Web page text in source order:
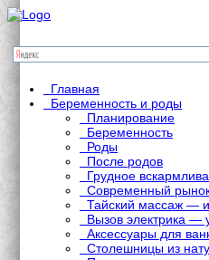
Главная
Беременность и роды
Планирование
Беременность
Роды
После родов
Грудное
Современный
Тайский массаж —
Вызов электрика —
Аксессуары для
Столешницы из